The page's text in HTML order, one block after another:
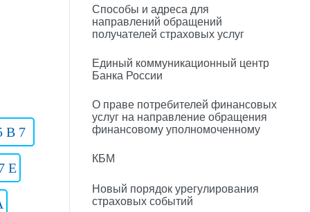
B 7
E
Способы и адреса для
направлений обращений
получателей страховых услуг
Единый коммуникационный центр
Банка России
О праве потребителей финансовых
услуг на направление обращения
финансовому уполномоченному
КБМ
Новый порядок урегулирования
страховых событий